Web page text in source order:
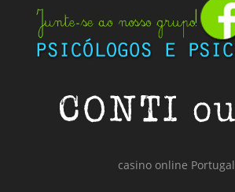
casino online Portugal